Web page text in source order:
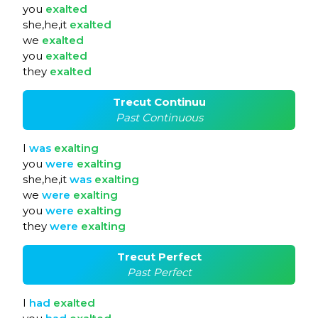
you exalted
she,he,it exalted
we exalted
you exalted
they exalted
Trecut Continuu
Past Continuous
I was exalting
you were exalting
she,he,it was exalting
we were exalting
you were exalting
they were exalting
Trecut Perfect
Past Perfect
I had exalted